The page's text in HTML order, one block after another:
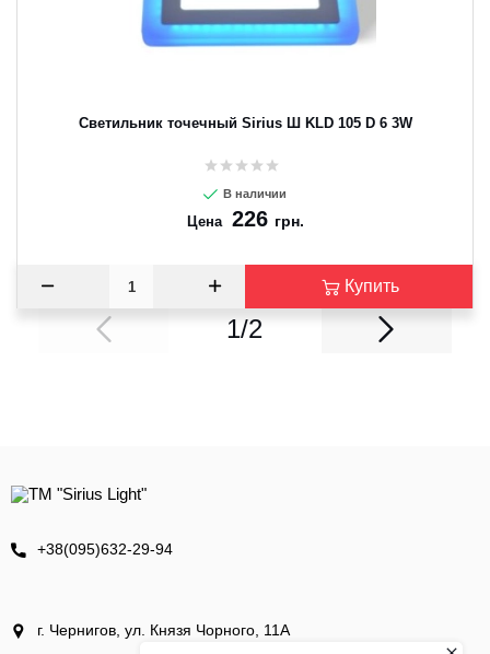
Светильник точечный Sirius Ш KLD 105 D 6 3W
В наличии
Цена 226 грн.
Купить
1/2
+38(095)632-29-94
г. Чернигов, ул. Князя Чорного, 11А